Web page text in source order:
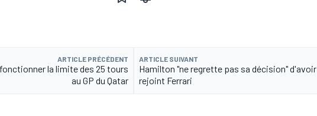
ARTICLE PRÉCÉDENT
la limite des 25 tours
au GP du Qatar
ARTICLE SUIVANT
Hamilton "ne regrette pas sa décision" d'avoir
rejoint Ferrari